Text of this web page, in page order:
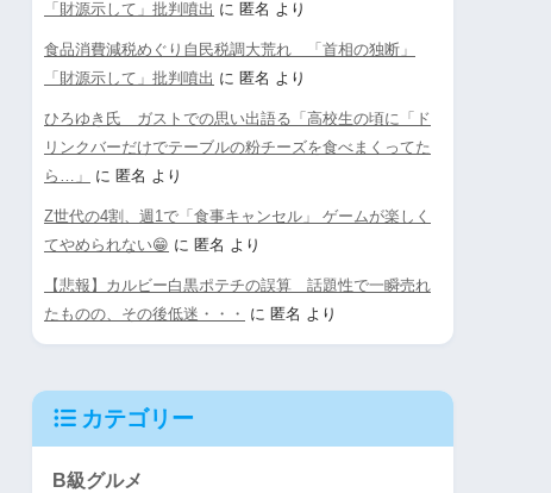
「財源示して」批判噴出 に 匿名 より
食品消費減税めぐり自民税調大荒れ 「首相の独断」
「財源示して」批判噴出 に 匿名 より
ひろゆき氏 ガストでの思い出語る「高校生の頃に「ド
リンクバーだけでテーブルの粉チーズを食べまくってた
ら…」
に 匿名 より
Z世代の4割、週1で「食事キャンセル」 ゲームが楽しく
てやめられない😁 に 匿名 より
【悲報】カルビー白黒ポテチの誤算 話題性で一瞬売れ
たものの、その後低迷・・・
に 匿名 より
カテゴリー
B級グルメ